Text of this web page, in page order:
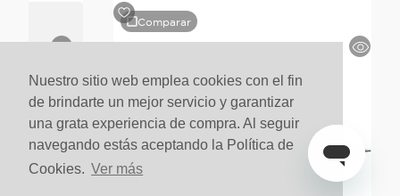
Nuestro sitio web emplea cookies con el fin
de brindarte un mejor servicio y garantizar
una grata experiencia de compra. Al seguir
navegando estás aceptando la Política de
Cookies. Ver más
Comparar